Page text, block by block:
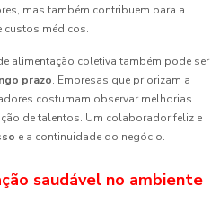
mas também contribuem para a
custos médicos.
alimentação coletiva também pode ser
prazo. Empresas que priorizam a
costumam observar melhorias
de talentos. Um colaborador feliz e
e a continuidade do negócio.
saudável no ambiente